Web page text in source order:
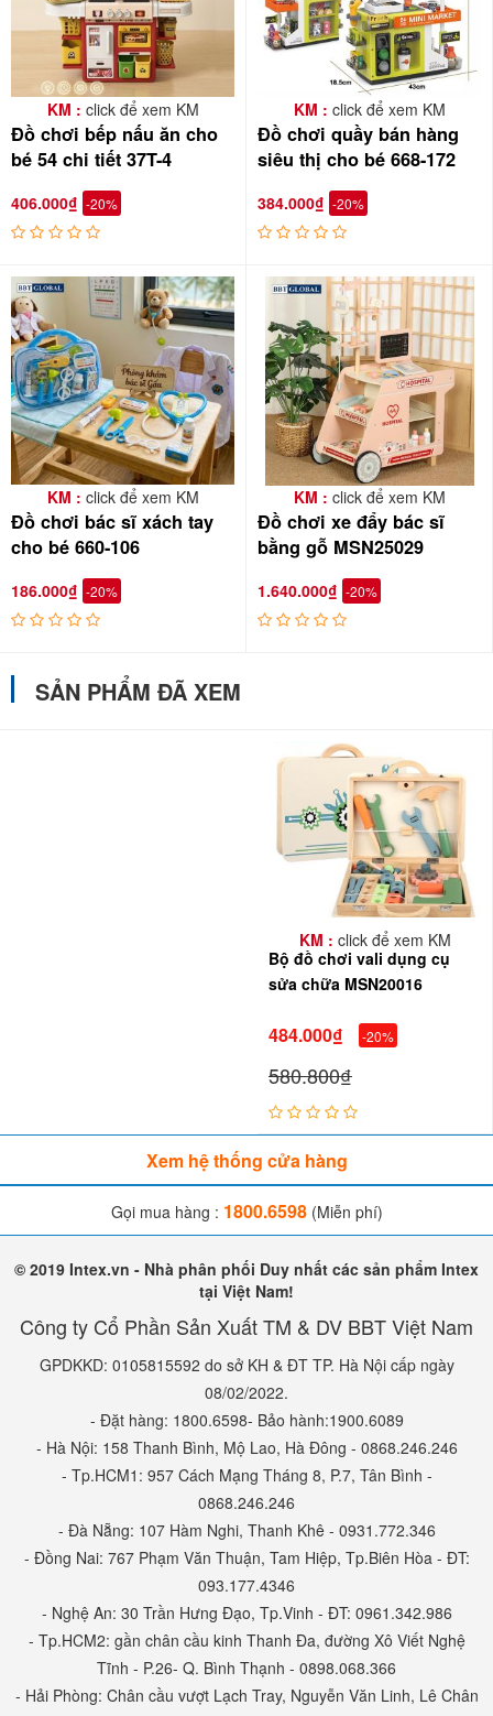
Khi không chơi bé xếp lại gọn gàng ngăn nắp trong chiếc hộp xinh
xắn:
KM : click để xem KM
Đồ chơi bếp nấu ăn cho
bé 54 chi tiết 37T-4
406.000₫ -20%
KM : click để xem KM
Đồ chơi quầy bán hàng
siêu thị cho bé 668-172
384.000₫ -20%
KM : click để xem KM
Đồ chơi bác sĩ xách tay
cho bé 660-106
186.000₫ -20%
KM : click để xem KM
Đồ chơi xe đẩy bác sĩ
bằng gỗ MSN25029
1.640.000₫ -20%
SẢN PHẨM ĐÃ XEM
KM : click để xem KM
Bộ đồ chơi vali dụng cụ
sửa chữa MSN20016
484.000₫ -20%
580.800₫
Xem hệ thống cửa hàng
Gọi mua hàng : 1800.6598(Miễn phí)
© 2019 Intex.vn - Nhà phân phối Duy nhất các sản phẩm Intex
tại Việt Nam!
Công ty Cổ Phần Sản Xuất TM & DV BBT Việt Nam
GPDKKD: 0105815592 do sở KH & ĐT TP. Hà Nội cấp ngày
08/02/2022.
- Đặt hàng: 1800.6598- Bảo hành:1900.6089
- Hà Nội: 158 Thanh Bình, Mộ Lao, Hà Đông - 0868.246.246
- Tp.HCM1: 957 Cách Mạng Tháng 8, P.7, Tân Bình -
0868.246.246
- Đà Nẵng: 107 Hàm Nghi, Thanh Khê - 0931.772.346
- Đồng Nai: 767 Phạm Văn Thuận, Tam Hiệp, Tp.Biên Hòa - ĐT:
093.177.4346
- Nghệ An: 30 Trần Hưng Đạo, Tp.Vinh - ĐT: 0961.342.986
- Tp.HCM2: gần chân cầu kinh Thanh Đa, đường Xô Viết Nghệ
Tĩnh - P.26- Q. Bình Thạnh - 0898.068.366
- Hải Phòng: Chân cầu vượt Lạch Tray, Nguyễn Văn Linh, Lê Chân